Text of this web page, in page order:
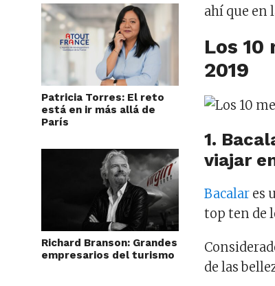
Patricia Torres: El reto
está en ir más allá de
París
Richard Branson: Grandes
empresarios del turismo
ahí que en
Los
2019
1.
viajar
Bacalar es
top ten de
de las